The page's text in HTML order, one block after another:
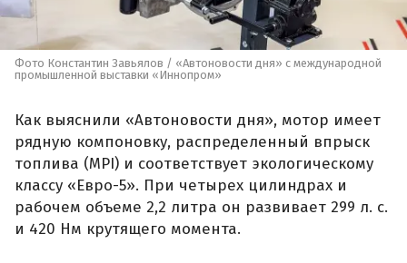
Фото Константин Завьялов / «Автоновости дня» с международной
промышленной выставки «Иннопром»
Как выяснили «Автоновости дня», мотор имеет
рядную компоновку, распределенный впрыск
топлива (MPI) и соответствует экологическому
классу «Евро-5». При четырех цилиндрах и
рабочем объеме 2,2 литра он развивает 299 л. с.
и 420 Нм крутящего момента.